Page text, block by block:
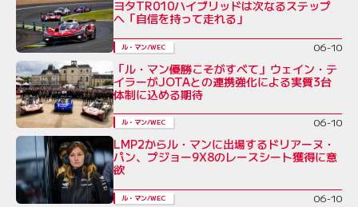
ヨタTR010ハイブリッドは次なるステップ
へ「自信を持って走れる」
ル・マン/WEC 06-10
「ル・マン優勝こそがすべて」ウェイン・テ
イラーがJOTAとの連携強化による実質3台
体制に込める期待
ル・マン/WEC 06-10
LMP2からル・マンに出場するドリアーヌ・
パン、プジョー9X8のレースシート獲得に意
欲
ル・マン/WEC 06-10